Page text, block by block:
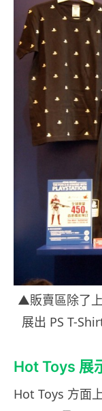
▲販賣區除了
展出 PS T-
Hot Toys 展
Hot Toys 方面